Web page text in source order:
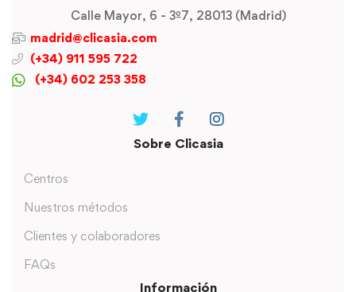
Calle Mayor, 6 - 3º7, 28013 (Madrid)
madrid@clicasia.com
(+34) 911 595 722
(+34) 602 253 358
Sobre Clicasia
Centros
Nuestros métodos
Clientes y colaboradores
FAQs
Información